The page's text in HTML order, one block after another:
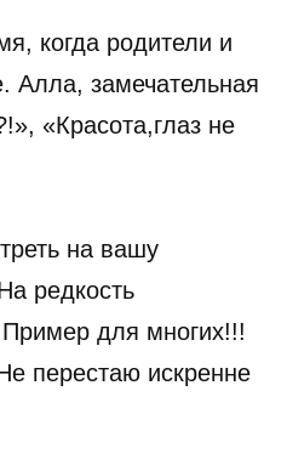
когда родители и
Алла, замечательная
«Красота,глаз не
на вашу
редкость
для многих!!!
перестаю искренне